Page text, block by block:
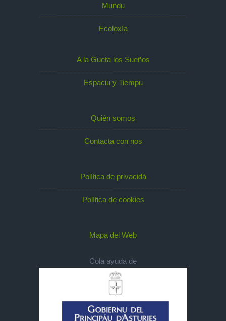
Mundu
Ecoloxía
A la Gueta los Sueños
Espaciu y Tiempu
Quién somos
Contacta con nos
Política de privacidá
Política de cookies
Mapa del Web
Cola ayuda de